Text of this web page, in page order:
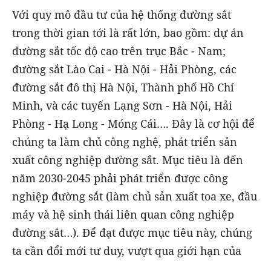
Với quy mô đầu tư của hệ thống đường sắt
trong thời gian tới là rất lớn, bao gồm: dự án
đường sắt tốc độ cao trên trục Bắc - Nam;
đường sắt Lào Cai - Hà Nội - Hải Phòng, các
đường sắt đô thị Hà Nội, Thành phố Hồ Chí
Minh, và các tuyến Lạng Sơn - Hà Nội, Hải
Phòng - Hạ Long - Móng Cái…. Đây là cơ hội để
chúng ta làm chủ công nghệ, phát triển sản
xuất công nghiệp đường sắt. Mục tiêu là đến
năm 2030-2045 phải phát triển được công
nghiệp đường sắt (làm chủ sản xuất toa xe, đầu
máy và hệ sinh thái liên quan công nghiệp
đường sắt…). Để đạt được mục tiêu này, chúng
ta cần đổi mới tư duy, vượt qua giới hạn của